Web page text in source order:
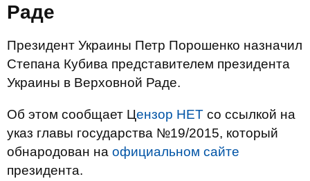
Раде
Президент Украины Петр Порошенко назначил
Степана Кубива представителем президента
Украины в Верховной Раде.
Об этом сообщает Цензор НЕТ со ссылкой на
указ главы государства №19/2015, который
обнародован на официальном сайте
президента.